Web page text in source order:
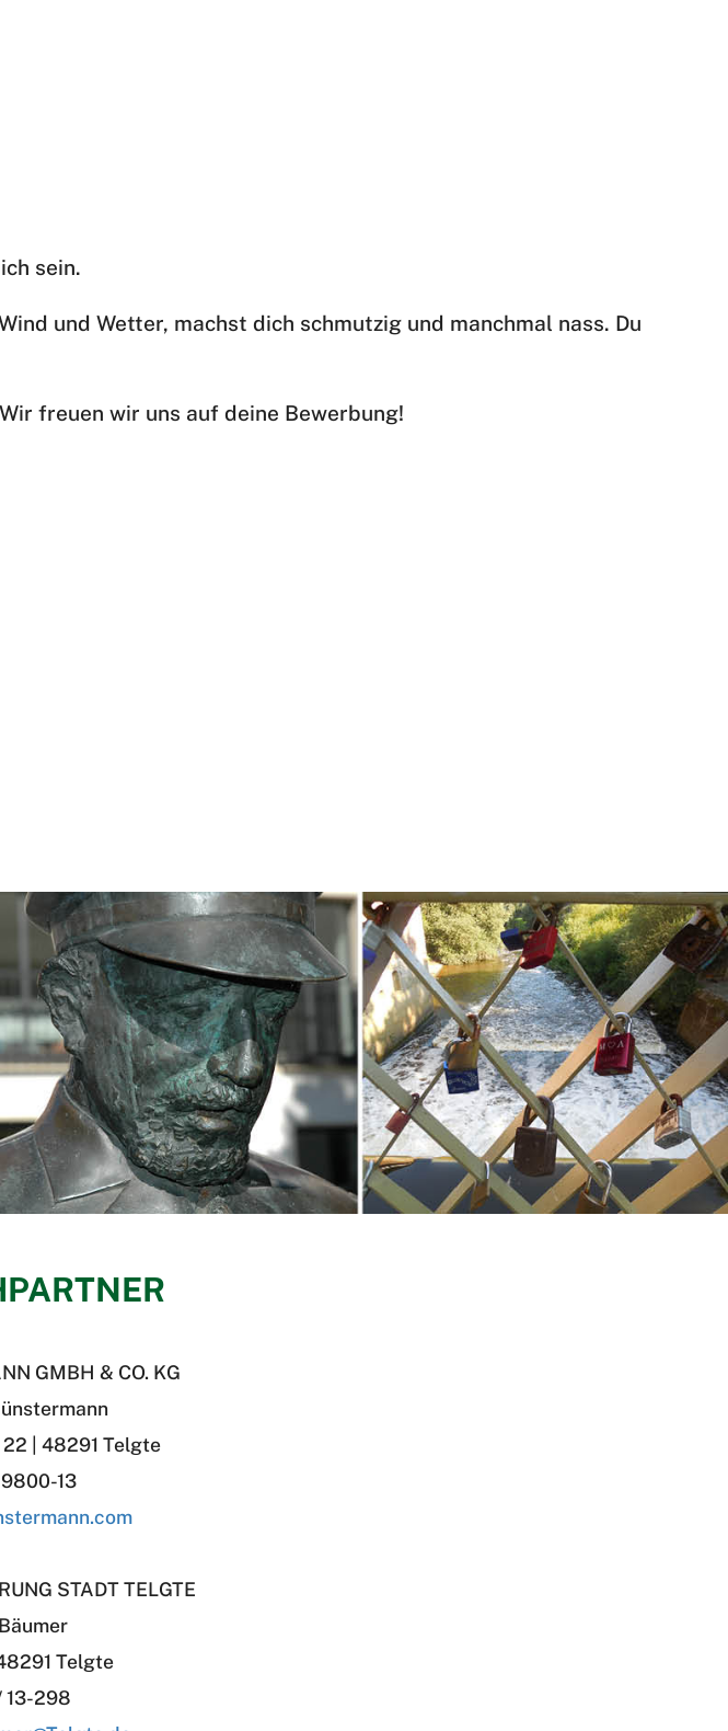
sein.
und Wetter, machst dich schmutzig und manchmal nass. Du
freuen wir uns auf deine Bewerbung!
GMBH & CO. KG
| 48291 Telgte
13
STADT TELGTE
Telgte
13-298